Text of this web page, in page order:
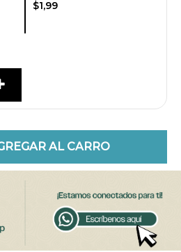
$1,99
AL CARRO